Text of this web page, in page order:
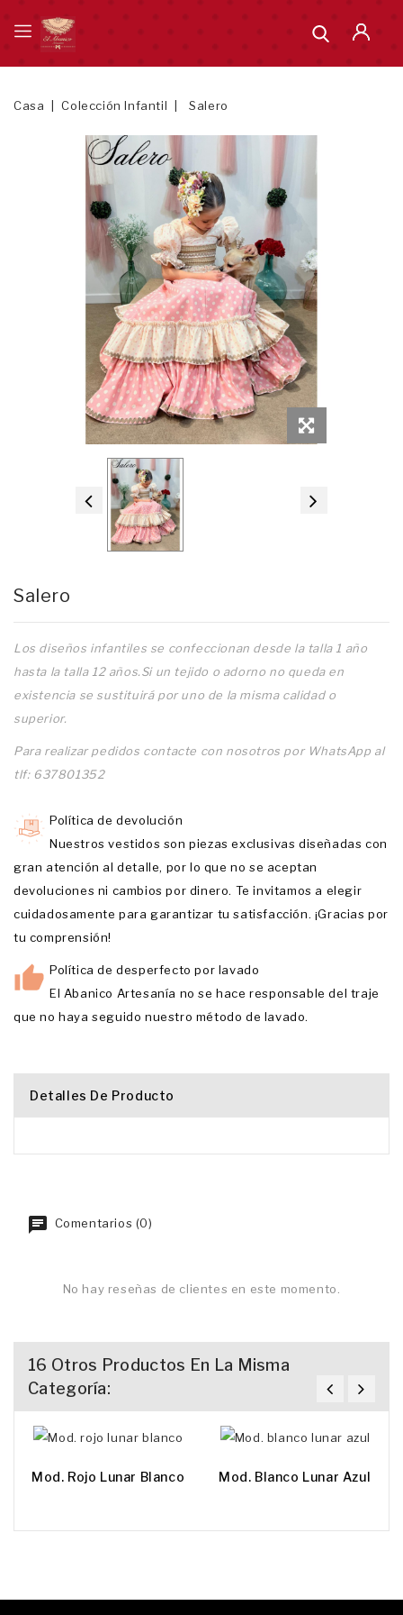
Casa Colección Infantil Salero
Salero
Los diseños infantiles se confeccionan desde la talla 1 año
hasta la talla 12 años.Si un tejido o adorno no queda en
existencia se sustituirá por uno de la misma calidad o
superior.
Para realizar pedidos contacte con nosotros por WhatsApp al
tlf: 637801352
Política de devolución
Nuestros vestidos son piezas exclusivas diseñadas con
gran atención al detalle, por lo que no se aceptan
devoluciones ni cambios por dinero. Te invitamos a elegir
cuidadosamente para garantizar tu satisfacción. ¡Gracias por
tu comprensión!
Política de desperfecto por lavado
El Abanico Artesanía no se hace responsable del traje
que no haya seguido nuestro método de lavado.
Detalles De Producto
Comentarios (0)
No hay reseñas de clientes en este momento.
16 Otros Productos En La Misma
Categoría:
Mod. Rojo Lunar Blanco Mod. Blanco Lunar Azul